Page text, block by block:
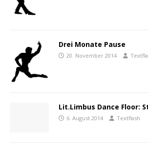
Drei Monate Pause
20. November 2014
Lit.Limbus Dance Floor:
6. August 2014 Textflash